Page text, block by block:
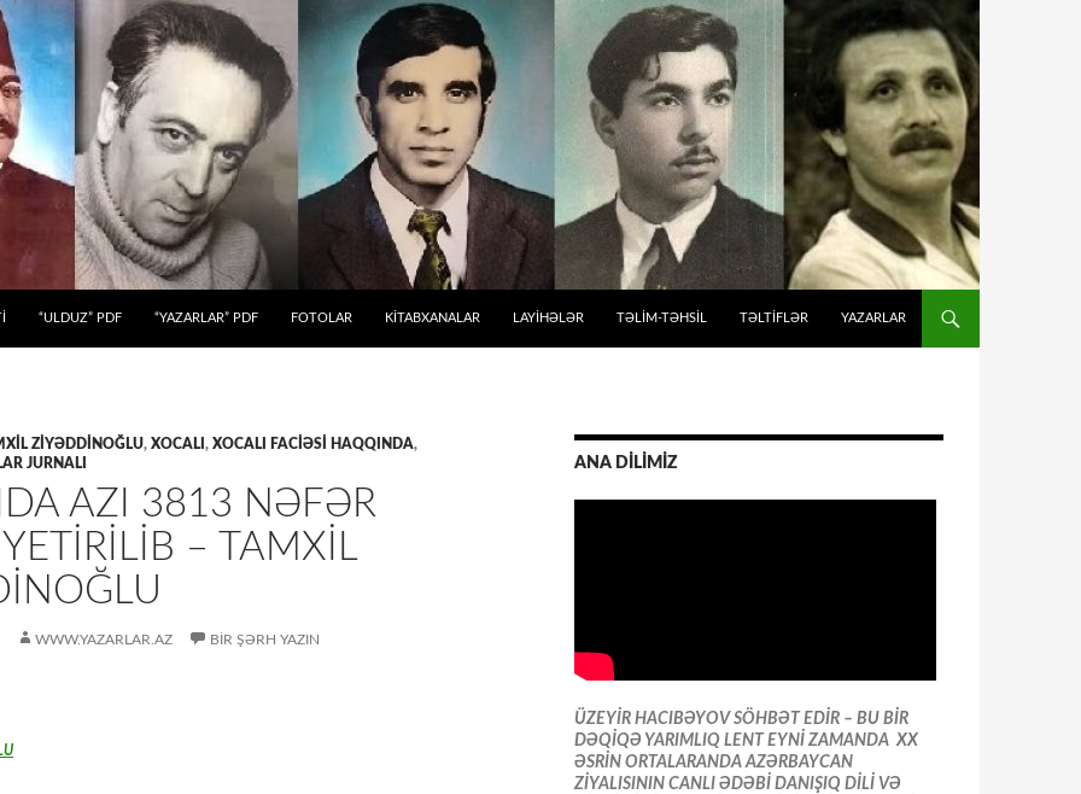
“ULDUZ” PDF “YAZARLAR” PDF FOTOLAR KİTABXANALAR LAYİHƏLƏR TƏLIM-TƏHSIL TƏLTİFLƏR YAZARLAR
ZİYƏDDİNOĞLU, XOCALI , XOCALI FACİƏSİ HAQQINDA,
JURNALI
AZI 3813 NƏFƏR
– TAMXIL
WWW.YAZARLAR.AZ BIR ŞƏRH YAZIN
ANA DİLİMİZ
ÜZEYİR HACIBƏYOV SÖHBƏT EDİR – BU BİR
DƏQİQƏ YARIMLIQ LENT EYNİ ZAMANDA XX
ƏSRİN ORTALARANDA AZƏRBAYCAN
ZİYALISININ CANLI ƏDƏBİ DANIŞIQ DİLİ VƏ